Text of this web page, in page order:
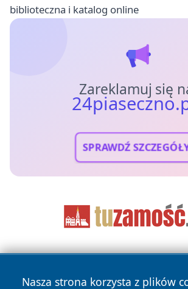
biblioteczna i katalog online
Zareklamuj się
SPRAWDŹ
Nasza strona korzysta z plików